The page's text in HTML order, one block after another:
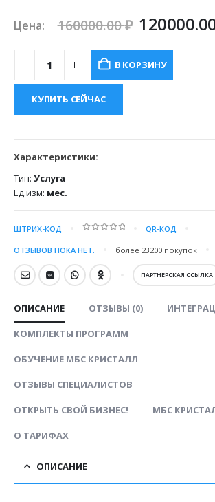
Цена: 160000.00₽
160000.00
В КОРЗИНУ
КУПИТЬ СЕЙЧАС
Характеристики:
Тип: Услуга
Ед.изм: мес.
ШТРИХ-КОД QR-КОД
ОТЗЫВОВ ПОКА НЕТ. более 23200 покупок
ПАРТНЁРСКАЯ ССЫЛКА
ОПИСАНИЕ ОТЗЫВЫ (0)
КОМПЛЕКТЫ ПРОГРАММ
ОБУЧЕНИЕ МБС КРИСТАЛЛ
ОТЗЫВЫ СПЕЦИАЛИСТОВ
ОТКРЫТЬ СВОЙ БИЗНЕС! МБС
О ТАРИФАХ
ОПИСАНИЕ